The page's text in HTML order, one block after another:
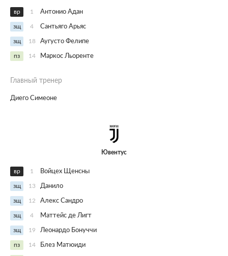
вр 1 Антонио Адан
зщ 4 Сантьяго Арьяс
зщ 18 Аугусто Фелипе
пз 14 Маркос Льоренте
Главный тренер
Диего Симеоне
Ювентус
вр 1 Войцех Щенсны
зщ 13 Данило
зщ 12 Алекс Сандро
зщ 4 Маттейс де Лигт
зщ 19 Леонардо Бонуччи
пз 14 Блез Матюиди